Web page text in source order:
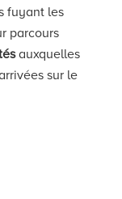
fuyant les
parcours
auxquelles
sur le